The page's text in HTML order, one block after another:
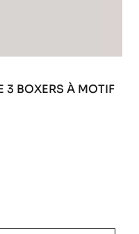
3 BOXERS À MOTIF